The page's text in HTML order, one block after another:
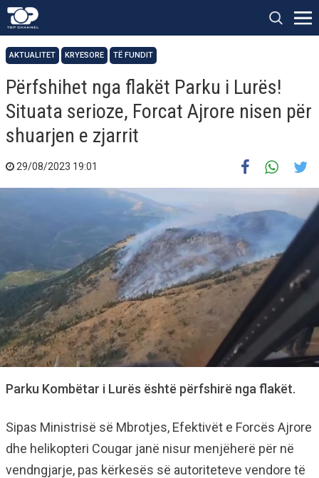
AKTUALITET KRYESORE TË FUNDIT
Përfshihet nga flakët Parku i Lurës!
Situata serioze, Forcat Ajrore nisen për
shuarjen e zjarrit
29/08/2023 19:01
Parku Kombëtar i Lurës është përfshirë nga flakët.
Sipas Ministrisë së Mbrotjes, Efektivët e Forcës Ajrore
dhe helikopteri Cougar janë nisur menjëherë për në
vendngjarje, pas kërkesës së autoriteteve vendore të